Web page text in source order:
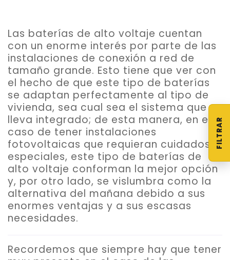
Las baterías de alto voltaje cuentan
con un enorme interés por parte de las
instalaciones de conexión a red de
tamaño grande. Esto tiene que ver con
el hecho de que este tipo de baterías
se adaptan perfectamente al tipo de
vivienda, sea cual sea el sistema que
lleva integrado; de esta manera, en el
caso de tener instalaciones
fotovoltaicas que requieran cuidados
especiales, este tipo de baterías de
alto voltaje conforman la mejor opción
y, por otro lado, se vislumbra como la
alternativa del mañana debido a sus
enormes ventajas y a sus escasas
necesidades.
Recordemos que siempre hay que tener